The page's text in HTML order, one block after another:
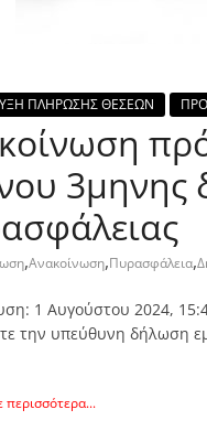
ΠΛΗΡΩΣΗΣ ΘΕΣΕΩΝ
3μηνης
,Ανακοίνωση,Πυρασφάλεια,
1 Αυγούστου 2024,
την υπεύθυνη δήλωση
περισσότερα...